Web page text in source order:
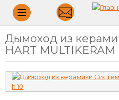
Меню
Дымоход из
HART MULTIKERAM